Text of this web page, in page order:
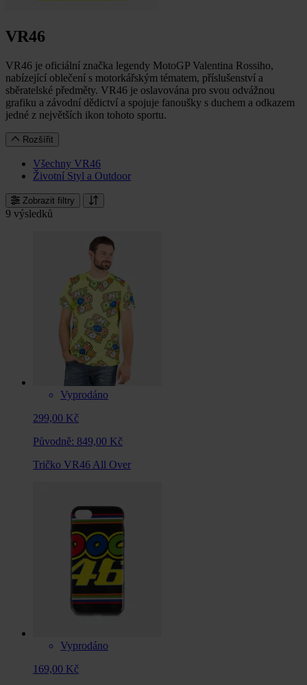
VR46
VR46 je oficiální značka legendy MotoGP Valentina Rossiho,
nabízející oblečení s motorkářským tématem, příslušenství a
sběratelské předměty. VR46 je oslavována pro svou odvážnou
grafiku a závodní dědictví a spojuje fanoušky s duchem a odkazem
jedné z největších ikon tohoto sportu.
Rozšířit
Všechny VR46
Životní Styl a Outdoor
Zobrazit filtry
9 výsledků
Vyprodáno
299,00 Kč
Původně: 849,00 Kč
Tričko VR46 All Over
Vyprodáno
169,00 Kč